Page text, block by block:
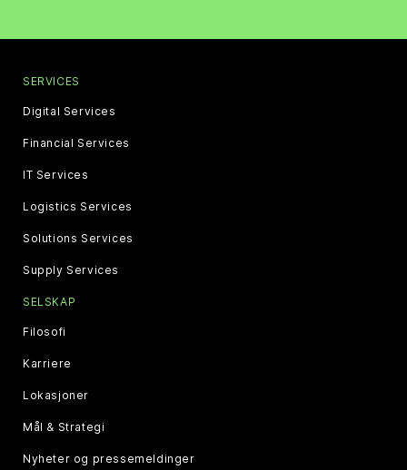
SERVICES
Digital Services
Financial Services
IT Services
Logistics Services
Solutions Services
Supply Services
SELSKAP
Filosofi
Karriere
Lokasjoner
Mål & Strategi
Nyheter og pressemeldinger